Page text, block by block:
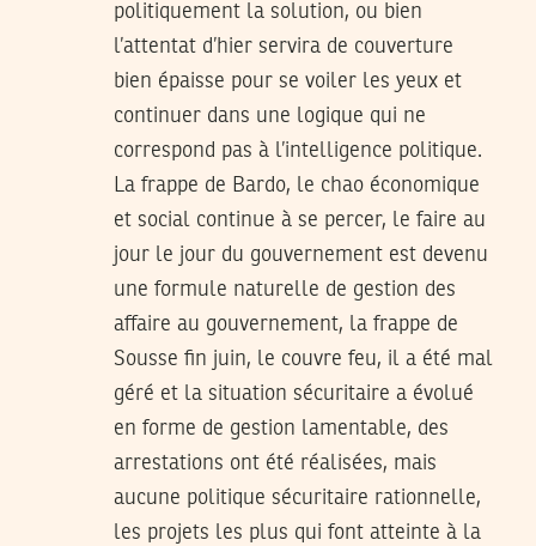
politiquement la solution, ou bien
l’attentat d’hier servira de couverture
bien épaisse pour se voiler les yeux et
continuer dans une logique qui ne
correspond pas à l’intelligence politique.
La frappe de Bardo, le chao économique
et social continue à se percer, le faire au
jour le jour du gouvernement est devenu
une formule naturelle de gestion des
affaire au gouvernement, la frappe de
Sousse fin juin, le couvre feu, il a été mal
géré et la situation sécuritaire a évolué
en forme de gestion lamentable, des
arrestations ont été réalisées, mais
aucune politique sécuritaire rationnelle,
les projets les plus qui font atteinte à la